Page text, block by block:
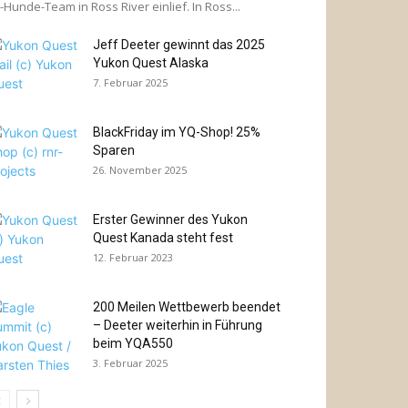
Hunde-Team in Ross River einlief. In Ross...
Jeff Deeter gewinnt das 2025
Yukon Quest Alaska
7. Februar 2025
BlackFriday im YQ-Shop! 25%
Sparen
26. November 2025
Erster Gewinner des Yukon
Quest Kanada steht fest
12. Februar 2023
200 Meilen Wettbewerb beendet
– Deeter weiterhin in Führung
beim YQA550
3. Februar 2025